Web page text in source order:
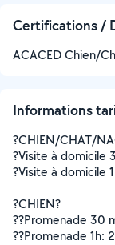
Certifications /
ACACED Chien/
Informations
?CHIEN/CHAT/
?Visite à domicile
?Visite à domicile
?CHIEN?
?‍?Promenade 30
?‍?Promenade 1h: